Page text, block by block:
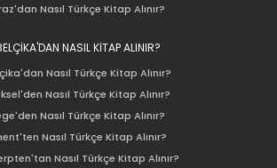
Nasıl Türkçe Kitap Alınır?
NASIL KİTAP ALINIR?
Nasıl Türkçe Kitap Alınır?
Nasıl Türkçe Kitap Alınır?
Nasıl Türkçe Kitap Alınır?
Nasıl Türkçe Kitap Alınır?
Nasıl Türkçe Kitap Alınır?